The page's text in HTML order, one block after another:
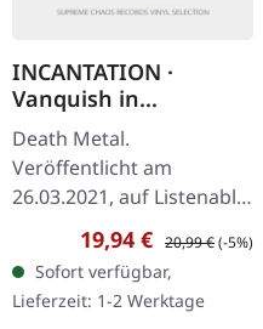
INCANTATION ·
Vanquish in
Vengeance | BLACK LP
Death Metal.
Veröffentlicht am
26.03.2021, auf Listenable
Records. Schwarzes Vinyl
im Standard-Cover.
Incantations neuntes
Album "Vanquish in…
Verkaufspreis:
19,94 € Regulärer Preis:
20,99 €(-5%)
Sofort verfügbar,
Lieferzeit: 1-2 Werktage